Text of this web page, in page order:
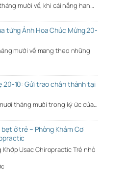
mười về, khi cái nắng han…
từng Ảnh Hoa Chúc Mừng 20-
mười về mang theo những
20-10: Gửi trao chân thành tại
tháng mười trong ký ức của…
ở trẻ – Phòng Khám Cơ
Khớp Usac Chiropractic Trẻ nhỏ